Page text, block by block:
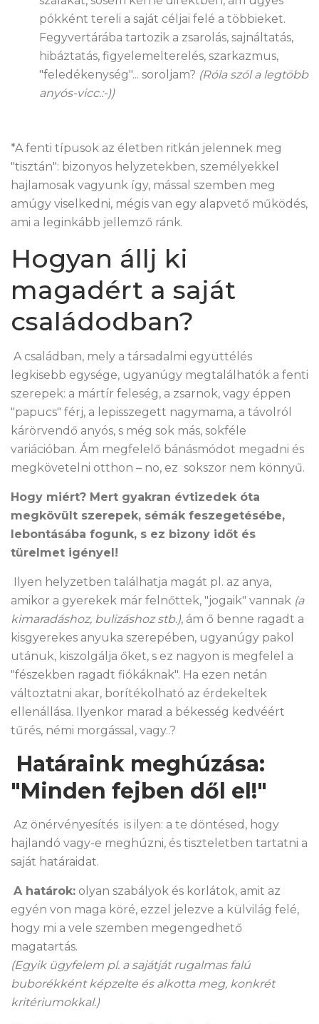
pókként tereli a saját céljai felé a többieket.
Fegyvertárába tartozik a zsarolás, sajnáltatás,
hibáztatás, figyelemelterelés, szarkazmus,
"feledékenység"... soroljam? (Róla szól a legtöbb
anyós-vicc.:-))
*A fenti típusok az életben ritkán jelennek meg
"tisztán": bizonyos helyzetekben, személyekkel
hajlamosak vagyunk így, mással szemben meg
amúgy viselkedni, mégis van egy alapvető működés,
ami a leginkább jellemző ránk.
Hogyan állj ki
magadért a saját
családodban?
A családban, mely a társadalmi együttélés
legkisebb egysége, ugyanúgy megtalálhatók a fenti
szerepek: a mártír feleség, a zsarnok, vagy éppen
"papucs" férj, a lepisszegett nagymama, a távolról
kárörvendő anyós, s még sok más, sokféle
variációban. Ám megfelelő bánásmódot megadni és
megkövetelni otthon – no, ez sokszor nem könnyű.
Hogy miért? Mert gyakran évtizedek óta
megkövült szerepek, sémák feszegetésébe,
lebontásába fogunk, s ez bizony időt és
türelmet igényel!
Ilyen helyzetben találhatja magát pl. az anya,
amikor a gyerekek már felnőttek, "jogaik" vannak (a
kimaradáshoz, bulizáshoz stb.), ám ő benne ragadt a
kisgyerekes anyuka szerepében, ugyanúgy pakol
utánuk, kiszolgálja őket, s ez nagyon is megfelel a
"fészekben ragadt fiókáknak". Ha ezen netán
változtatni akar, borítékolható az érdekeltek
ellenállása. Ilyenkor marad a békesség kedvéért
tűrés, némi morgással, vagy..?
Határaink meghúzása:
"Minden fejben dől el!"
Az önérvényesítés is ilyen: a te döntésed, hogy
hajlandó vagy-e meghúzni, és tiszteletben tartatni a
saját határaidat.
A határok: olyan szabályok és korlátok, amit az
egyén von maga köré, ezzel jelezve a külvilág felé,
hogy mi a vele szemben megengedhető
magatartás.
(Egyik ügyfelem pl. a sajátját rugalmas falú
buborékként képzelte és alkotta meg, konkrét
kritériumokkal.)